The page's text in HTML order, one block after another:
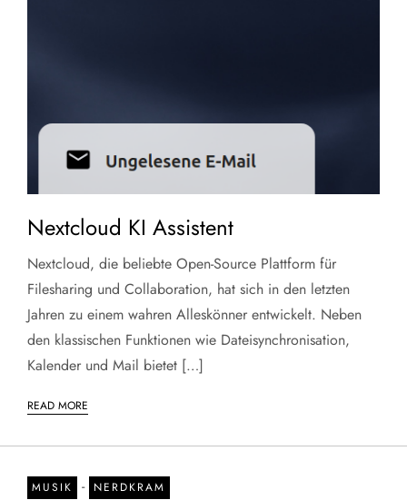
Nextcloud KI Assistent
Nextcloud, die beliebte Open-Source Plattform für
Filesharing und Collaboration, hat sich in den letzten
Jahren zu einem wahren Alleskönner entwickelt. Neben
den klassischen Funktionen wie Dateisynchronisation,
Kalender und Mail bietet […]
READ MORE
MUSIK - NERDKRAM